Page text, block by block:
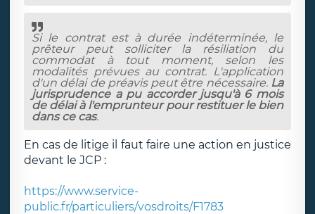
Si le contrat est à durée indéterminée, le
prêteur peut solliciter la résiliation du
commodat à tout moment, selon les
modalités prévues au contrat. L'application
d'un délai de préavis peut être nécessaire. La
jurisprudence a pu accorder jusqu'à 6 mois
de délai à l'emprunteur pour restituer le bien
dans ce cas.
En cas de litige il faut faire une action en justice
devant le JCP :
https://www.service-
public.fr/particuliers/vosdroits/F1783